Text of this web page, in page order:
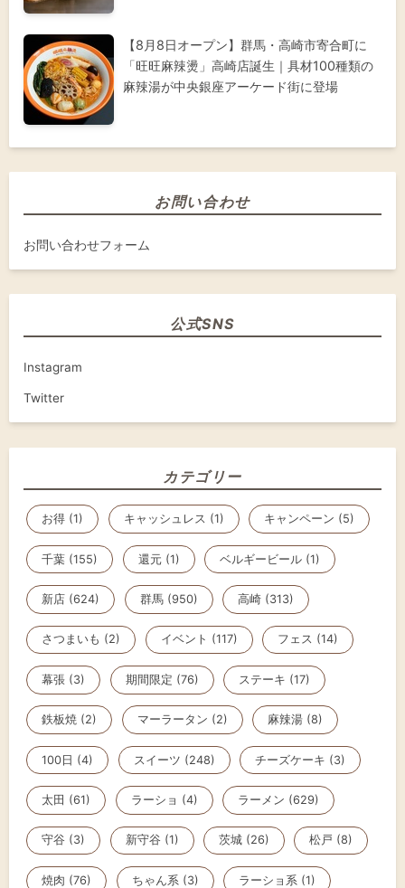
【8月8日オープン】群馬・高崎市寄合町に
「旺旺麻辣燙」高崎店誕生｜具材100種類の
麻辣湯が中央銀座アーケード街に登場
お問い合わせ
お問い合わせフォーム
公式SNS
Instagram
Twitter
カテゴリー
お得 (1) キャッシュレス (1) キャンペーン (5)
千葉 (155) 還元 (1) ベルギービール (1)
新店 (624) 群馬 (950) 高崎 (313)
さつまいも (2) イベント (117) フェス (14)
幕張 (3) 期間限定 (76) ステーキ (17)
鉄板焼 (2) マーラータン (2) 麻辣湯 (8)
100日 (4) スイーツ (248) チーズケーキ (3)
太田 (61) ラーショ (4) ラーメン (629)
守谷 (3) 新守谷 (1) 茨城 (26) 松戸 (8)
焼肉 (76) ちゃん系 (3) ラーショ系 (1)